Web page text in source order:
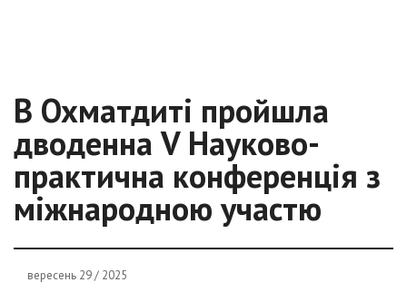
В Охматдиті пройшла
дводенна V Науково-
практична конференція з
міжнародною участю
вересень 29 / 2025